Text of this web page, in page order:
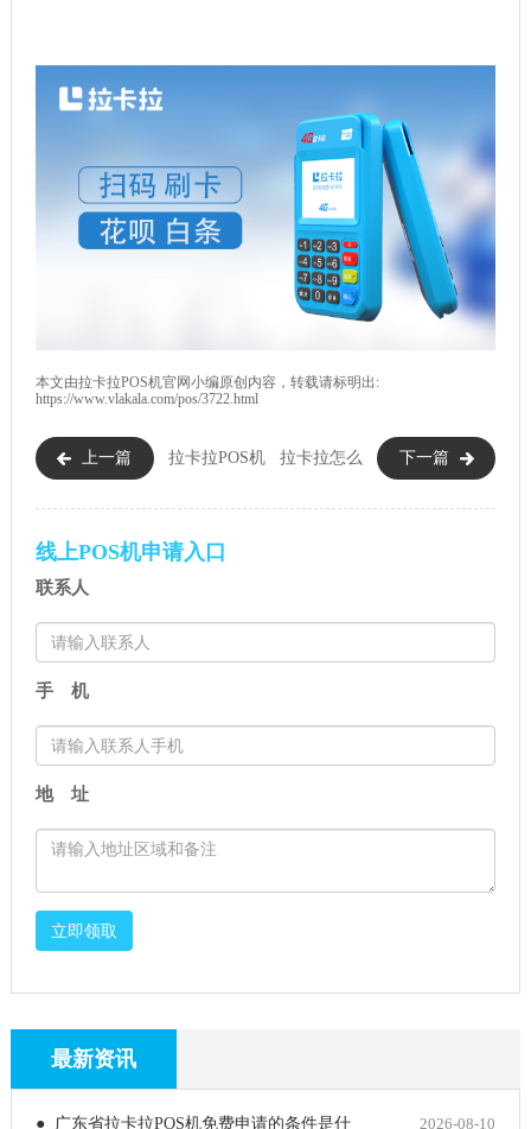
本文由拉卡拉POS机官网小编原创内容，转载请标明出:
https://www.vlakala.com/pos/3722.html
上一篇 拉卡拉POS机
拉最新费率）
下一篇
拉卡拉怎么
线上POS机申请入口
联系人
手 机
地 址
立即领取
最新资讯
● 广东省拉卡拉POS机免费申请的条件是什 2026-08-10